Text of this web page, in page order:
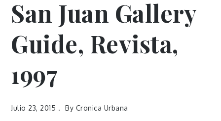
San Juan Gallery
Guide, Revista,
1997
Julio 23, 2015 By Cronica Urbana